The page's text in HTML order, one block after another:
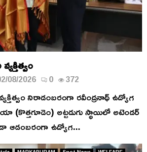
08/2026 0 372
నిరాడంబరంగా రవీంద్రనాథ్ ఉద్యోగ
అట్టడుగు స్థాయిలో అటెండర్
ఆడంబరంగా ఉద్యోగ...